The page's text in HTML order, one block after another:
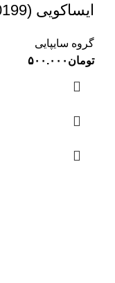
ایساکویی (0840200199)
گروه سایپایی
تومان ۵۰۰.۰۰۰